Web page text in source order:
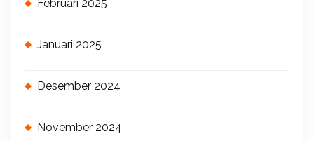
Februari 2025
Januari 2025
Desember 2024
November 2024